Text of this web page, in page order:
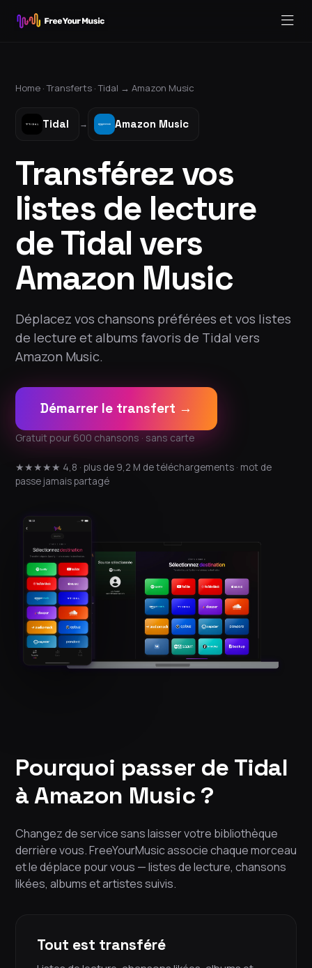
Home ·Transferts ·Tidal → Amazon Music
Tidal → Amazon Music
Transférez vos
listes de lecture
de Tidal vers
Amazon Music
Déplacez vos chansons préférées et vos listes
de lecture et albums favoris de Tidal vers
Amazon Music.
Démarrer le transfert →
Gratuit pour 600 chansons · sans carte
★★★★★ 4,8 · plus de 9,2 M de téléchargements · mot de
passe jamais partagé
Pourquoi passer de Tidal
à Amazon Music ?
Changez de service sans laisser votre bibliothèque
derrière vous. FreeYourMusic associe chaque morceau
et le déplace pour vous — listes de lecture, chansons
likées, albums et artistes suivis.
Tout est transféré